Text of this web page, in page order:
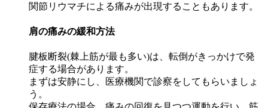
関節リウマチによる痛みが出現することもあります。
肩の痛みの緩和方法
腱板断裂(棘上筋が最も多い)は、転倒がきっかけで発
症する場合があります。
まずは安静にし、医療機関で診察をしてもらいましょ
う。